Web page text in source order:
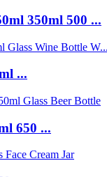
350ml 500 ...
...
650 ...